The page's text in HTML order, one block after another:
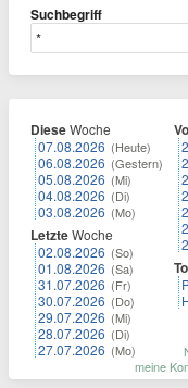
Suchbegriff
DieseWoche
07.08.2026 (Heute)
06.08.2026 (Gestern)
05.08.2026 (Mi)
04.08.2026 (Di)
03.08.2026 (Mo)
LetzteWoche
02.08.2026 (So)
01.08.2026 (Sa)
31.07.2026 (Fr)
30.07.2026 (Do)
29.07.2026 (Mi)
28.07.2026 (Di)
27.07.2026 (Mo)
meine